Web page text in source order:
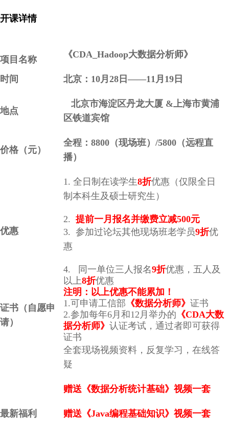
开课详情
项目名称 《CDA_Hadoop大数据分析师》
时间 北京：10月28日——11月19日
地点
北京市海淀区丹龙大厦 &上海市黄浦
区铁道宾馆
价格（元）
全程：8800（现场班）/5800（远程直
播）
优惠
1. 全日制在读学生8折优惠（仅限全日
制本科生及硕士研究生）
2. 提前一月报名并缴费立减500元
3. 参加过论坛其他现场班老学员9折优
惠
4. 同一单位三人报名9折优惠，五人及
以上8折优惠
注明：以上优惠不能累加！
证书（自愿申
请）
1.可申请工信部 《数据分析师》 证书
2.参加每年6月和12月举办的 《CDA大数
据分析师》 认证考试，通过者即可获得
证书
最新福利
全套现场视频资料，反复学习，在线答
疑
赠送《数据分析统计基础》视频一套
赠送《Java编程基础知识》视频一套